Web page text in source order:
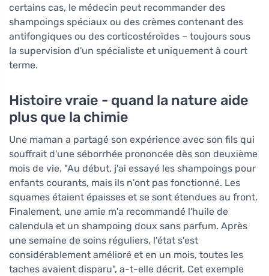
certains cas, le médecin peut recommander des
shampoings spéciaux ou des crèmes contenant des
antifongiques ou des corticostéroïdes – toujours sous
la supervision d'un spécialiste et uniquement à court
terme.
Histoire vraie - quand la nature aide
plus que la chimie
Une maman a partagé son expérience avec son fils qui
souffrait d'une séborrhée prononcée dès son deuxième
mois de vie. "Au début, j'ai essayé les shampoings pour
enfants courants, mais ils n'ont pas fonctionné. Les
squames étaient épaisses et se sont étendues au front.
Finalement, une amie m'a recommandé l'huile de
calendula et un shampoing doux sans parfum. Après
une semaine de soins réguliers, l'état s'est
considérablement amélioré et en un mois, toutes les
taches avaient disparu", a-t-elle décrit. Cet exemple